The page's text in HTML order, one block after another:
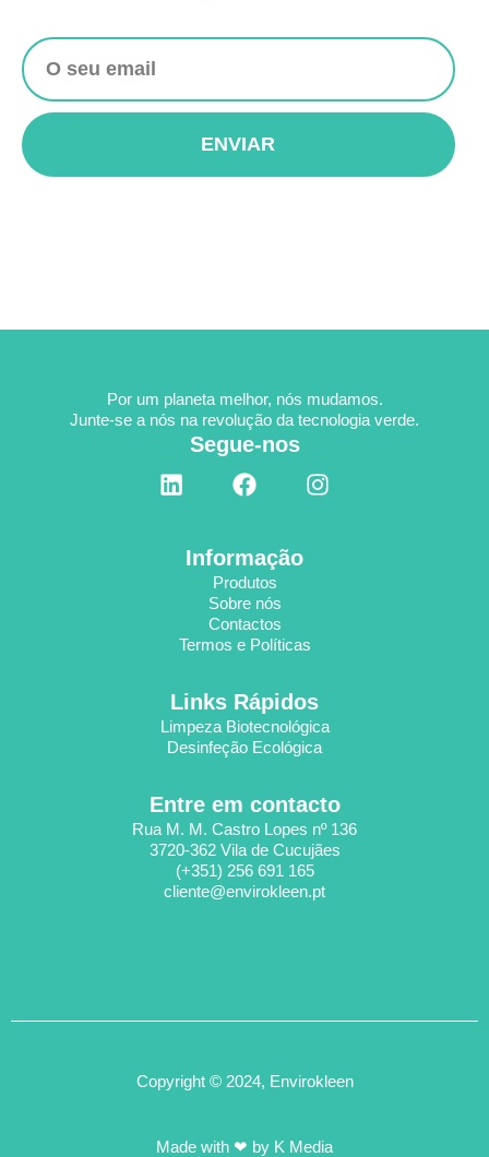
ENVIAR
Por um planeta melhor, nós mudamos.
Junte-se a nós na revolução da tecnologia verde.
Segue-nos
L
i
n
F
a
b
o
o
k
I
n
Informação
Produtos
Sobre nós
Contactos
Termos e Políticas
Links Rápidos
Limpeza Biotecnológica
Desinfeção Ecológica
Entre em contacto
Rua M. M. Castro Lopes nº 136
3720-362 Vila de Cucujães
(+351) 256 691 165
cliente@envirokleen.pt
Copyright © 2024, Envirokleen
Made with ❤ by K Media